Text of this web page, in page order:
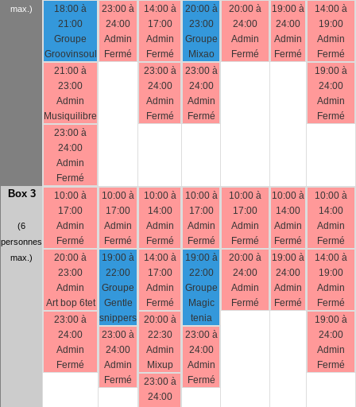
max.)
18:00 à
21:00
Groupe
Groovinsoul
21:00 à
23:00
Admin
Musiquilibre
23:00 à
24:00
Admin
Fermé
23:00 à
24:00
Admin
Fermé
14:00 à
17:00
Admin
Fermé
23:00 à
24:00
Admin
Fermé
20:00 à
23:00
Groupe
Mixao
23:00 à
24:00
Admin
Fermé
20:00 à
24:00
Admin
Fermé
19:00 à
24:00
Admin
Fermé
14:00 à
19:00
Admin
Fermé
19:00 à
24:00
Admin
Fermé
Box 3
(6
personnes
max.)
10:00 à
17:00
Admin
Fermé
20:00 à
23:00
Admin
Art bop 6tet
23:00 à
24:00
Admin
Fermé
10:00 à
17:00
Admin
Fermé
19:00 à
22:00
Groupe
Gentle
snippers
23:00 à
24:00
Admin
Fermé
10:00 à
14:00
Admin
Fermé
14:00 à
17:00
Admin
Fermé
20:00 à
22:30
Admin
Mixup
23:00 à
24:00
10:00 à
17:00
Admin
Fermé
19:00 à
22:00
Groupe
Magic
tenia
23:00 à
24:00
Admin
Fermé
10:00 à
17:00
Admin
Fermé
20:00 à
24:00
Admin
Fermé
10:00 à
14:00
Admin
Fermé
19:00 à
24:00
Admin
Fermé
10:00 à
14:00
Admin
Fermé
14:00 à
19:00
Admin
Fermé
19:00 à
24:00
Admin
Fermé